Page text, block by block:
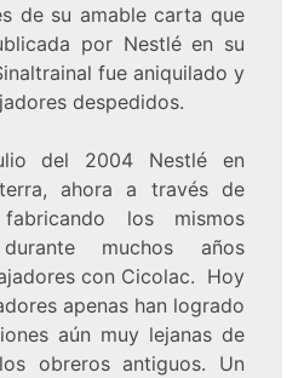
de su amable carta que
por Nestlé en su
fue aniquilado y
despedidos.
del 2004 Nestlé en
ahora a través de
los mismos
muchos años
con Cicolac. Hoy
apenas han logrado
aún muy lejanas de
obreros antiguos. Un